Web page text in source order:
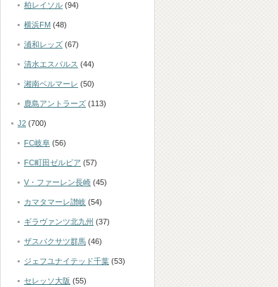
柏レイソル (94)
横浜FM (48)
浦和レッズ (67)
清水エスパルス (44)
湘南ベルマーレ (50)
鹿島アントラーズ (113)
J2 (700)
FC岐阜 (56)
FC町田ゼルビア (57)
V・ファーレン長崎 (45)
カマタマーレ讃岐 (54)
ギラヴァンツ北九州 (37)
ザスパクサツ群馬 (46)
ジェフユナイテッド千葉 (53)
セレッソ大阪 (55)